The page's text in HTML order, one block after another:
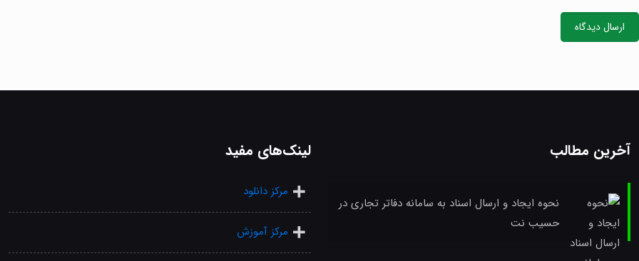
آخرین مطالب
نحوه ایجاد و ارسال اسناد به سامانه دفاتر تجاری در
حسیب نت
لینک‌های مفید
مرکز دانلود
مرکز آموزش